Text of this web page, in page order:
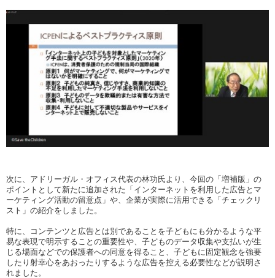
次に、アドリーガル・オフィス代表の林功氏より、今回の「増補版」の
ポイントとして新たに追加された「インターネットを利用した広告とマ
ーケティング活動の留意点」や、企業が実際に活用できる「チェックリ
スト」の紹介をしました。
特に、コンテンツと広告とは別であることを子どもにも分かるような平
易な表現で明示することの重要性や、子どものデータ収集や支払いが生
じる場面などでの保護者への同意を得ること、子どもに固定観念を強要
したり射幸心をあおったりするような広告を控える必要性などが説明さ
れました。